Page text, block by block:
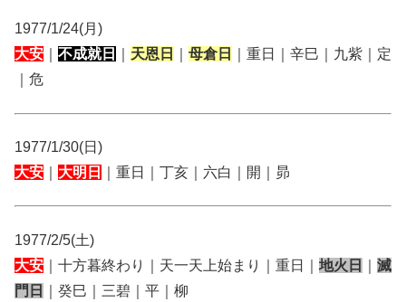
1977/1/24(月)
大安
不成就日 天恩日 母倉日
｜重日｜辛巳｜九紫｜定
｜危
1977/1/30(日)
大安
大明日 ｜重日｜丁亥｜六白｜開｜昴
1977/2/5(土)
大安 ｜十方暮終わり｜天一天上始まり｜重日｜ 地火日
滅
門日
｜癸巳｜三碧｜平｜柳